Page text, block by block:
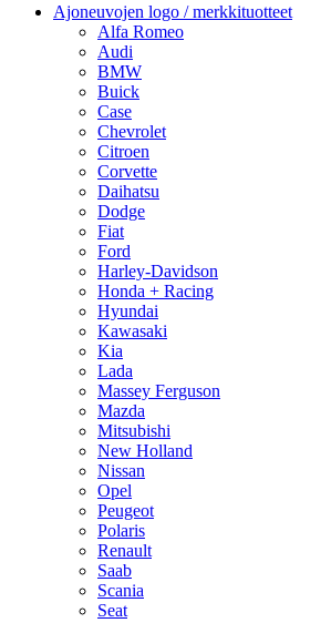
Ajoneuvojen logo / merkkituotteet
Alfa Romeo
Audi
BMW
Buick
Case
Chevrolet
Citroen
Corvette
Daihatsu
Dodge
Fiat
Ford
Harley-Davidson
Honda + Racing
Hyundai
Kawasaki
Kia
Lada
Massey Ferguson
Mazda
Mitsubishi
New Holland
Nissan
Opel
Peugeot
Polaris
Renault
Saab
Scania
Seat